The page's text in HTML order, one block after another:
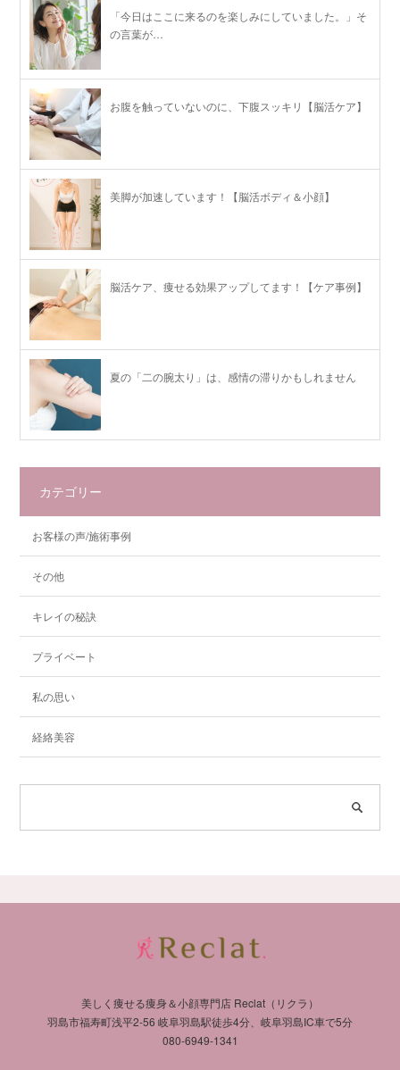
「今日はここに来るのを楽しみにしていました。」そ
の言葉が…
お腹を触っていないのに、下腹スッキリ【脳活ケア】
美脚が加速しています！【脳活ボディ＆小顔】
脳活ケア、痩せる効果アップしてます！【ケア事例】
夏の「二の腕太り」は、感情の滞りかもしれません
カテゴリー
お客様の声/施術事例
その他
キレイの秘訣
プライベート
私の思い
経絡美容
美しく痩せる痩身＆小顔専門店 Reclat（リクラ）
羽島市福寿町浅平2-56 岐阜羽島駅徒歩4分、岐阜羽島IC車で5分
080-6949-1341